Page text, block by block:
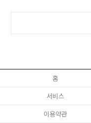
홈
서비스
이용약관